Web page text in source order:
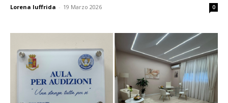
Lorena Iuffrida - 19 Marzo 2026 0